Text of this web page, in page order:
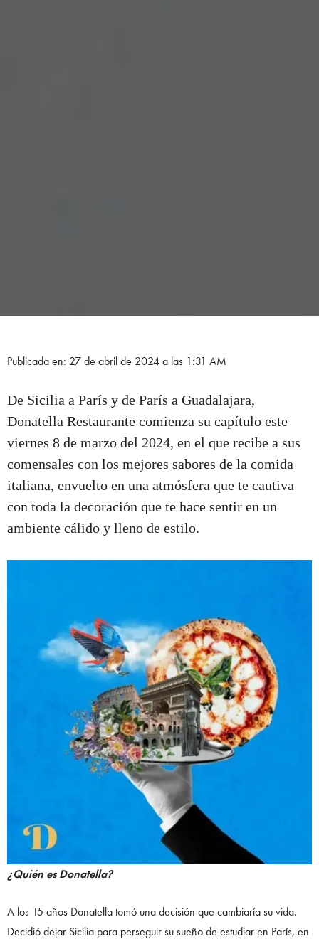
Publicada en: 27 de abril de 2024 a las 1:31 AM
De Sicilia a París y de París a Guadalajara,
Donatella Restaurante comienza su capítulo este
viernes 8 de marzo del 2024, en el que recibe a sus
comensales con los mejores sabores de la comida
italiana, envuelto en una atmósfera que te cautiva
con toda la decoración que te hace sentir en un
ambiente cálido y lleno de estilo.
¿Quién es Donatella?
A los 15 años Donatella tomó una decisión que cambiaría su vida.
Decidió dejar Sicilia para perseguir su sueño de estudiar en París, en